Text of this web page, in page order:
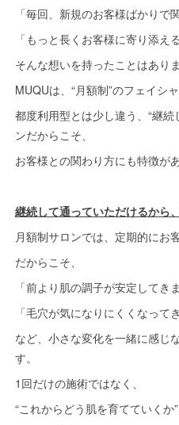
「毎回、新規のお客様ばかりで
「もっと長くお客様に寄り添え
そんな想いを持ったことはあり
MUQUは、“月額制”のフェイシ
都度利用型とは少し違う、“継
ンだからこそ、
お客様との関わり方にも特徴が
継続して通っていただけるから
月額制サロンでは、定期的にお
だからこそ、
「前より肌の調子が安定してき
「毛穴が気になりにくくなって
など、小さな変化を一緒に感じ
す。
1回だけの施術ではなく、
“これからどう肌を育てていくか